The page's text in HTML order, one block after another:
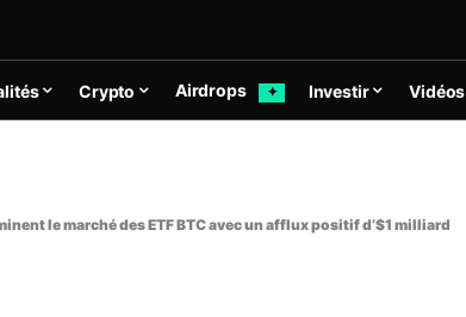
Crypto Airdrops ✦ Investir Vidéos
le marché des ETF BTC avec un afflux positif d’$1 milliard